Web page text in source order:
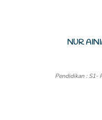
NUR
Pendidikan : S1-